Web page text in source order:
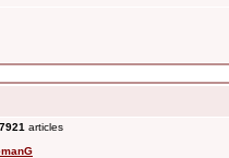
articles